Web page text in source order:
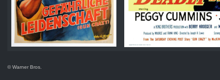
© Warner Bros.